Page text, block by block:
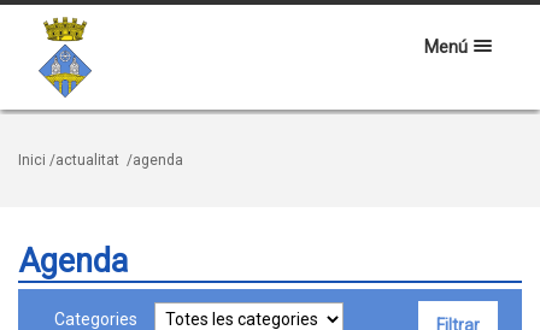
Menú
Inici /actualitat /agenda
Agenda
Categories